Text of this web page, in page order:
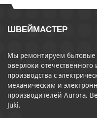
ШВЕЙМАСТЕР
Мы ремонтируем
оверлоки отечественного
производства с
механическим и
производителей Aurora,
Juki.